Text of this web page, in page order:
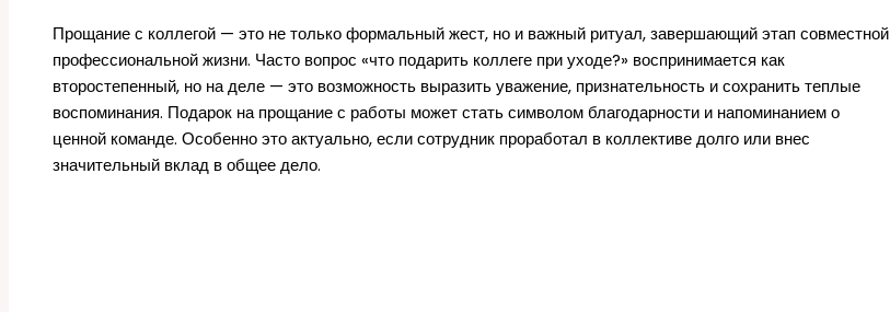
Прощание с коллегой — это не только формальный жест, но и важный ритуал, завершающий этап совместной
профессиональной жизни. Часто вопрос «что подарить коллеге при уходе?» воспринимается как
второстепенный, но на деле — это возможность выразить уважение, признательность и сохранить теплые
воспоминания. Подарок на прощание с работы может стать символом благодарности и напоминанием о
ценной команде. Особенно это актуально, если сотрудник проработал в коллективе долго или внес
значительный вклад в общее дело.